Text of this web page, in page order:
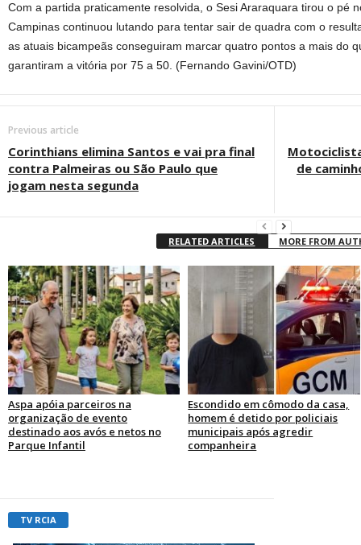
Com a partida praticamente resolvida, o Sesi Araraquara tirou o pé
Campinas continuou lutando para tentar sair de quadra com o
as atuais bicampeãs conseguiram marcar quatro pontos a mais do
garantiram a vitória por 75 a 50. (Fernando Gavini/OTD)
Previous article
Corinthians elimina Santos e vai pra final
contra Palmeiras ou São Paulo que
jogam nesta segunda
de
RELATED ARTICLES MORE FROM
Aspa apóia parceiros na
organização de evento
destinado aos avós e netos no
Parque Infantil
Escondido em cômodo da casa,
homem é detido por policiais
municipais após agredir
companheira
TV RCIA